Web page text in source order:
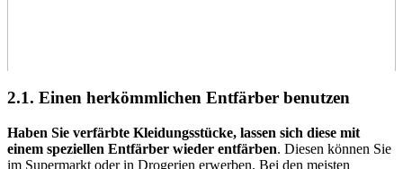
2.1. Einen herkömmlichen Entfärber benutzen
Haben Sie verfärbte Kleidungsstücke, lassen sich diese mit
einem speziellen Entfärber wieder entfärben. Diesen können Sie
im Supermarkt oder in Drogerien erwerben. Bei den meisten